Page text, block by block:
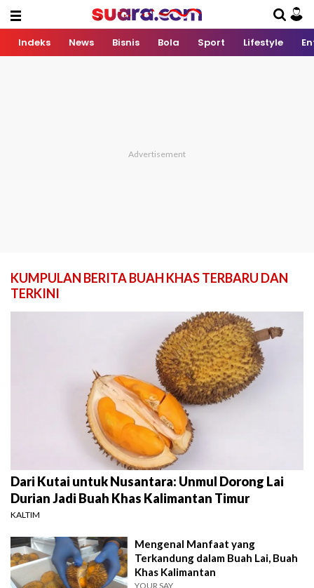
Indeks News Bisnis Bola Sport Lifestyle
KUMPULAN BERITA BUAH KHAS TERBARU DAN
TERKINI
Dari Kutai untuk Nusantara: Unmul Dorong Lai
Durian Jadi Buah Khas Kalimantan Timur
KALTIM
Mengenal Manfaat yang
Terkandung dalam Buah Lai, Buah
Khas Kalimantan
YOUR SAY